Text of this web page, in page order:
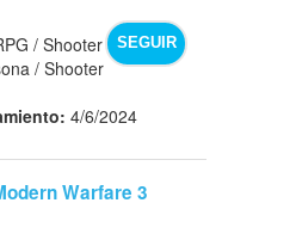
SEGUIR
/ Shooter
/ Shooter
4/6/2024
Warfare 3